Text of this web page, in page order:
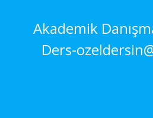
Akademik
Ders-